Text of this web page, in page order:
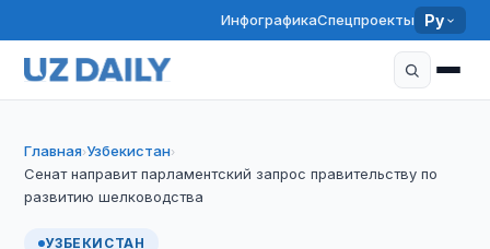
ИнфографикаСпецпроекты Ру
Главная›Узбекистан›
Сенат направит парламентский запрос правительству по
развитию шелководства
УЗБЕКИСТАН